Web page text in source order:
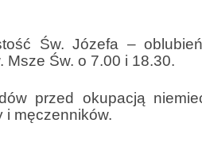
Św. Józefa –
Św. o 7.00 i 18.30.
przed okupacją
i męczenników.